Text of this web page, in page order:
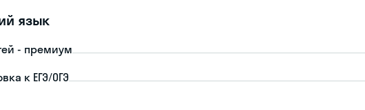
язык
- премиум
к ЕГЭ/ОГЭ